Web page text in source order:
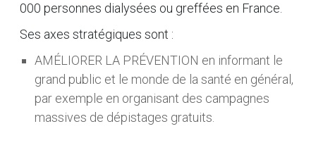
000 personnes dialysées ou greffées en France.
Ses axes stratégiques sont :
AMÉLIORER LA PRÉVENTION en informant le
grand public et le monde de la santé en général,
par exemple en organisant des campagnes
massives de dépistages gratuits.